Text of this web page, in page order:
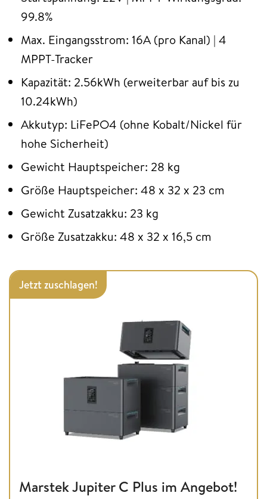
99.8%
Max. Eingangsstrom: 16A (pro Kanal) | 4
MPPT-Tracker
Kapazität: 2.56kWh (erweiterbar auf bis zu
10.24kWh)
Akkutyp: LiFePO4 (ohne Kobalt/Nickel für
hohe Sicherheit)
Gewicht Hauptspeicher: 28 kg
Größe Hauptspeicher: 48 x 32 x 23 cm
Gewicht Zusatzakku: 23 kg
Größe Zusatzakku: 48 x 32 x 16,5 cm
Jetzt zuschlagen!
Marstek Jupiter C Plus im Angebot!